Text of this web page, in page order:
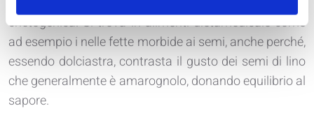
chetogenica. Si trova in alimenti dietamedicale come
ad esempio i nelle fette morbide ai semi, anche perché,
essendo dolciastra, contrasta il gusto dei semi di lino
che generalmente è amarognolo, donando equilibrio al
sapore.